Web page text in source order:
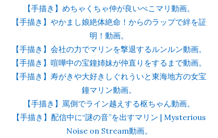
【手描き】めちゃくちゃ仲が良いぺこマリ動画。
【手描き】やかまし娘絶体絶命！からのラップで絆を証
明！動画。
【手描き】会社の力でマリンを撃退するルンルン動画。
【手描き】喧嘩中の宝鐘姉妹が仲直りをするまで動画。
【手描き】寿がきや大好きしぐれういと東海地方の女宝
鐘マリン動画。
【手描き】罵倒でライン越えする枢ちゃん動画。
【手描き】配信中に“謎の音”を出すマリン | Mysterious
Noise on Stream動画。